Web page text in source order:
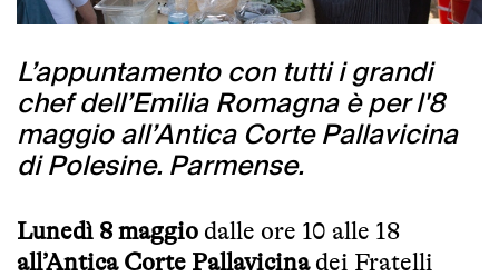
L’appuntamento con tutti i grandi
chef dell’Emilia Romagna è per l'8
maggio all’Antica Corte Pallavicina
di Polesine. Parmense.
Lunedì 8 maggio dalle ore 10 alle 18
all’Antica Corte Pallavicinadei Fratelli